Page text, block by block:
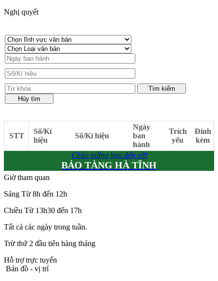
Nghị quyết
STT
Số/Kí
hiệu
Số/Kí hiệu
Ngày
ban
hành
Trích
yếu
Đính
kèm
Chào mừng bạn đến với
BẢO TÀNG HÀ TĨNH
Giờ tham quan
Sáng Từ 8h đến 12h
Chiều Từ 13h30 đến 17h
Tất cả các ngày trong tuần.
Trừ thứ 2 đầu tiên hàng tháng
Hỗ trợ trực tuyến
Bản đồ - vị trí